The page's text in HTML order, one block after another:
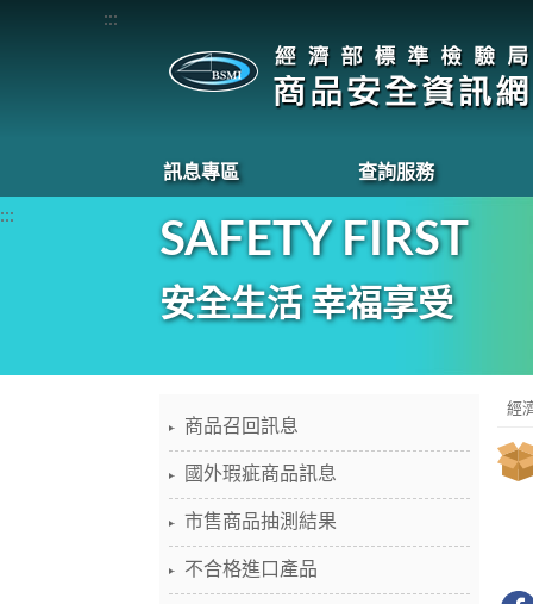
:::
訊息專區 查詢服務
:::
SAFETY FIRST
安全生活 幸福享受
商品召回訊息
國外瑕疵商品訊息
市售商品抽測結果
不合格進口產品
經